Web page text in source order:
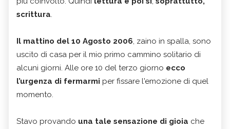
scrittura.
Il mattino del 10 Agosto 2006, zaino in spalla, sono
uscito di casa per il mio primo cammino solitario di
alcuni giorni. Alle ore 10 del terzo giorno ecco
l’urgenza di fermarmi per fissare l'emozione di quel
momento.
Stavo provando una tale sensazione di gioia che